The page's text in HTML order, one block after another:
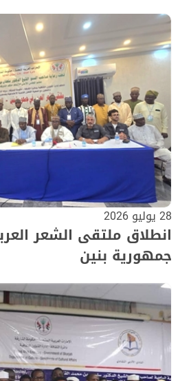
28 يوليو 2026
انطلاق ملتقى الشعر
جمهورية بنين